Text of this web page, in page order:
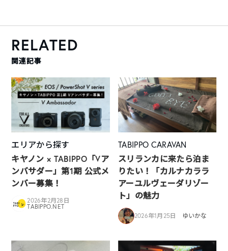
RELATED
関連記事
エリアから探す
キヤノン × TABIPPO「Vア
ンバサダー」第1期 公式メ
ンバー募集！
2026年2月28日
TABIPPO.NET
TABIPPO CARAVAN
スリランカに来たら泊ま
りたい！「カルナカララ
アーユルヴェーダリゾー
ト」の魅力
2026年1月25日 ゆいかな